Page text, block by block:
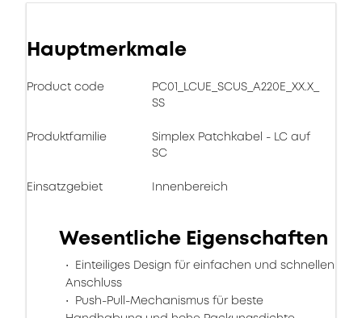
Hauptmerkmale
Product code
PC01_LCUE_SCUS_A220E_XX.X_
SS
Produktfamilie
Simplex Patchkabel - LC auf
SC
Einsatzgebiet Innenbereich
Wesentliche Eigenschaften
Einteiliges Design für einfachen und schnellen
Anschluss
Push-Pull-Mechanismus für beste